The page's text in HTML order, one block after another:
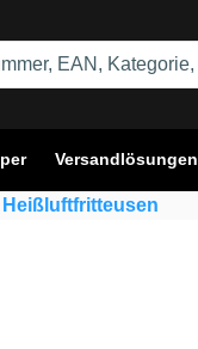
Versandlösungen
Heißluftfritteusen